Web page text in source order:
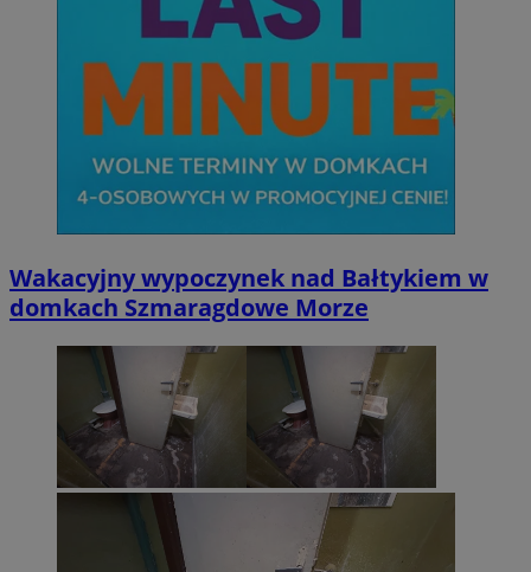
Wakacyjny wypoczynek nad Bałtykiem w
domkach Szmaragdowe Morze